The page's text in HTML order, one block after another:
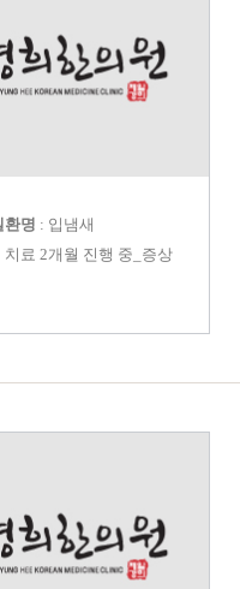
환명 : 입냄새
료 2개월 진행 중_증상